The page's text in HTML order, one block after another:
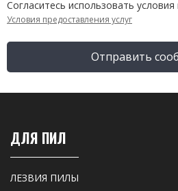
Согласитесь использовать условия
Условия предоставления услуг
Отправить
ДЛЯ ПИЛ
ЛЕЗВИЯ ПИЛЫ